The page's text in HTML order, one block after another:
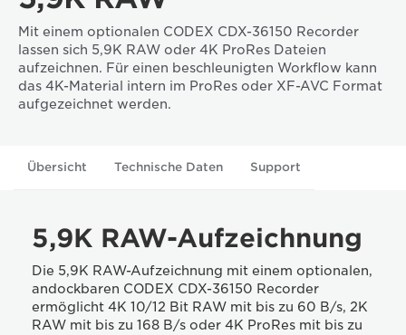
Mit einem optionalen CODEX CDX-36150 Recorder
lassen sich 5,9K RAW oder 4K ProRes Dateien
aufzeichnen. Für einen beschleunigten Workflow kann
das 4K-Material intern im ProRes oder XF-AVC Format
aufgezeichnet werden.
Übersicht Technische Daten Support
5,9K RAW-Aufzeichnung
Die 5,9K RAW-Aufzeichnung mit einem optionalen,
andockbaren CODEX CDX-36150 Recorder
ermöglicht 4K 10/12 Bit RAW mit bis zu 60 B/s, 2K
RAW mit bis zu 168 B/s oder 4K ProRes mit bis zu